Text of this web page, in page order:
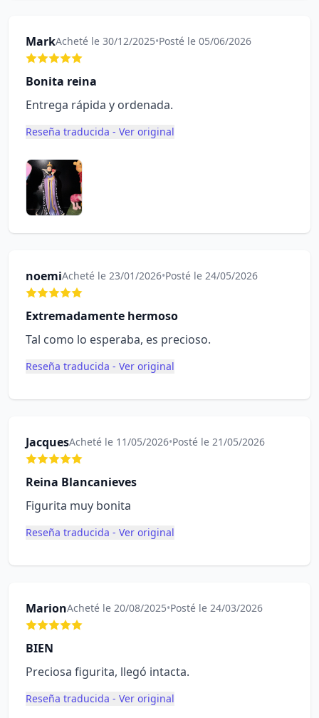
MarkAcheté le 30/12/2025•Posté le 05/06/2026
Bonita reina
Entrega rápida y ordenada.
Reseña traducida - Ver original
noemiAcheté le 23/01/2026•Posté le 24/05/2026
Extremadamente hermoso
Tal como lo esperaba, es precioso.
Reseña traducida - Ver original
JacquesAcheté le 11/05/2026•Posté le 21/05/2026
Reina Blancanieves
Figurita muy bonita
Reseña traducida - Ver original
MarionAcheté le 20/08/2025•Posté le 24/03/2026
BIEN
Preciosa figurita, llegó intacta.
Reseña traducida - Ver original